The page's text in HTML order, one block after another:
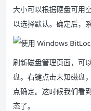
大小可以根据硬盘可用
以选择默认。确定后，
刷新磁盘管理页面，可
盘。右键点击未知磁盘
点确定。这时候我们看
态了。